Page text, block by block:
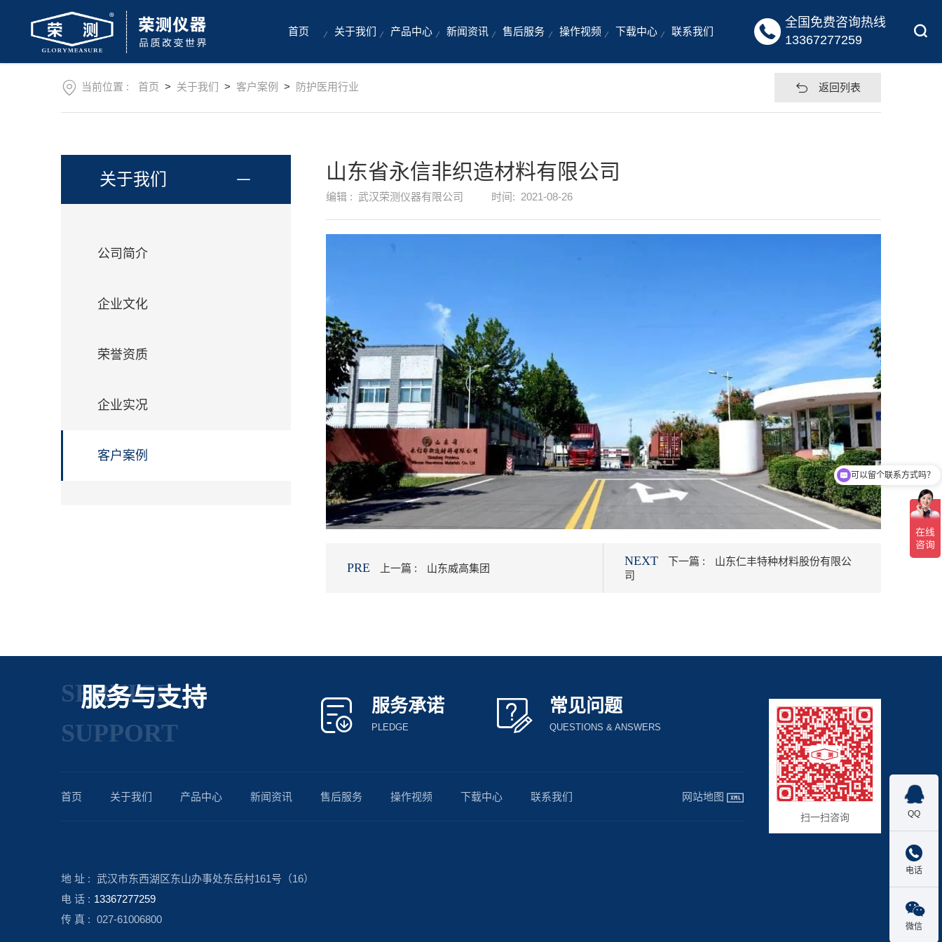
首页 关于我们 产品中心 新闻资讯 售后服务 操作视频 下载中心 联系我们  全国免费咨询热线
13367277259
我
当前位置 : 首页 > 关于我们 > 客户案例 > 防护医用行业 返回列表
关于我们
公司简介
企业文化
荣誉资质
企业实况
客户案例
山东省永信非织造材料有限公司
编辑 : 武汉荣测仪器有限公司 时间: 2021-08-26
PRE 上一篇 : 山东威高集团
NEXT 下一篇 :
山东仁丰特种材料股份有限公
司
SERVICE
SUPPORT
服务与支持 服务承诺
PLEDGE
常见问题
QUESTIONS & ANSWERS
首页 关于我们 产品中心 新闻资讯 售后服务 操作视频 下载中心 联系我们 网站地图
地 址 : 武汉市东西湖区东山办事处东岳村161号（16）
电 话 : 13367277259
传 真 : 027-61006800
扫一扫咨询

QQ

电话

微信
可以留个联系方式吗？